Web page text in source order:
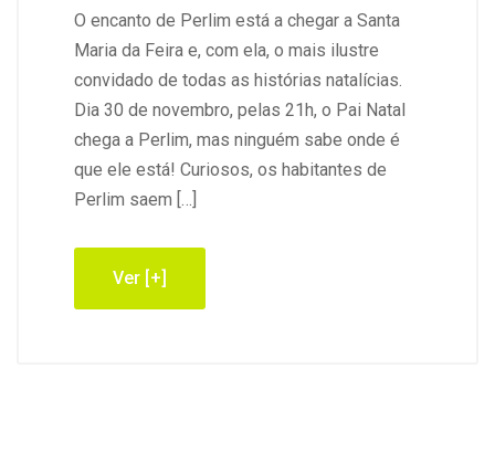
O encanto de Perlim está a chegar a Santa
Maria da Feira e, com ela, o mais ilustre
convidado de todas as histórias natalícias.
Dia 30 de novembro, pelas 21h, o Pai Natal
chega a Perlim, mas ninguém sabe onde é
que ele está! Curiosos, os habitantes de
Perlim saem […]
Ver [+]